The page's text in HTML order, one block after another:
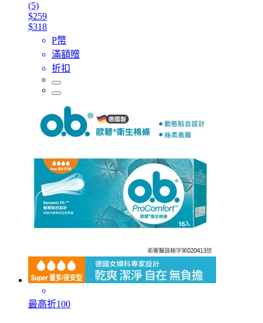
(5)
$259
$318
P幣
滿額贈
折扣
最高折100